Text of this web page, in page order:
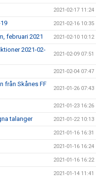
2021-02-17 11:24
2021-02-16 10:35
februari 2021 2021-02-10 10:12
2021-02-
2021-02-09 07:51
2021-02-04 07:47
från Skånes FF
2021-01-26 07:43
2021-01-23 16:26
talanger 2021-01-22 10:13
2021-01-16 16:31
2021-01-16 16:24
2021-01-16 16:22
2021-01-14 11:41